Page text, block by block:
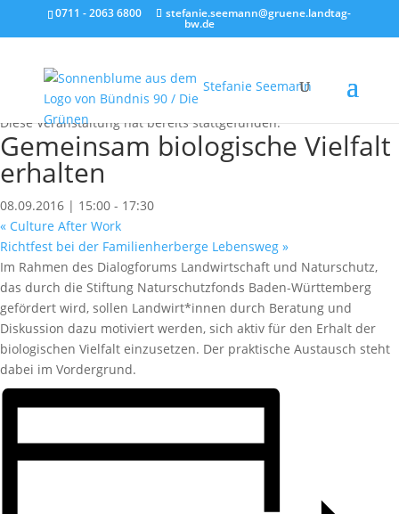
0711 - 2063 6800 stefanie.seemann@gruene.landtag-
bw.de
Stefanie Seemann
« Alle Veranstaltungen
Diese Veranstaltung hat bereits stattgefunden.
Gemeinsam biologische Vielfalt
erhalten
08.09.2016 | 15:00 - 17:30
« Culture After Work
Richtfest bei der Familienherberge Lebensweg »
Im Rahmen des Dialogforums Landwirtschaft und Naturschutz,
das durch die Stiftung Naturschutzfonds Baden-Württemberg
gefördert wird, sollen Landwirt*innen durch Beratung und
Diskussion dazu motiviert werden, sich aktiv für den Erhalt der
biologischen Vielfalt einzusetzen. Der praktische Austausch steht
dabei im Vordergrund.